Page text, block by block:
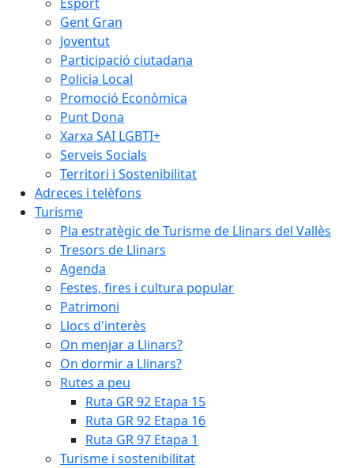
Gent Gran
Joventut
Participació ciutadana
Policia Local
Promoció Econòmica
Punt Dona
Xarxa SAI LGBTI+
Serveis Socials
Territori i Sostenibilitat
Adreces i telèfons
Turisme
Pla estratègic de Turisme de Llinars del Vallès
Tresors de Llinars
Agenda
Festes, fires i cultura popular
Patrimoni
Llocs d'interès
On menjar a Llinars?
On dormir a Llinars?
Rutes a peu
Ruta GR 92 Etapa 15
Ruta GR 92 Etapa 16
Ruta GR 97 Etapa 1
Turisme i sostenibilitat